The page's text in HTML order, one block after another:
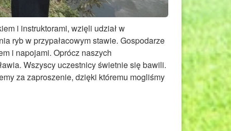
i instruktorami, wzięli udział w
ryb w przypałacowym stawie. Gospodarze
i napojami. Oprócz naszych
Wszyscy uczestnicy świetnie się bawili.
za zaproszenie, dzięki któremu mogliśmy